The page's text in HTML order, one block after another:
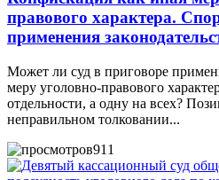
правового характера.
применения
Может ли суд в приговоре
меру уголовно-правового
отдельности, а одну на всех?
неправильном толковании...
911